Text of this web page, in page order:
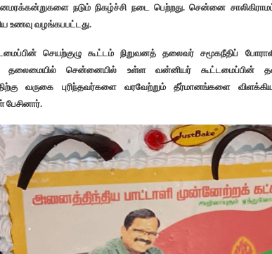
நடும் நிகழ்ச்சி நடை பெற்றது. சென்னை
உணவு வழங்கபபட்டது.
செயற்குழு கூட்டம் நிறுவனத் தலைவர் சமூகநீதிப்
தலைமையில் சென்னையில் உள்ள வன்னியர் கூட்டமைப்பின்
வருகை புரிந்தவர்களை வரவேற்றும் தீர்மானங்களை